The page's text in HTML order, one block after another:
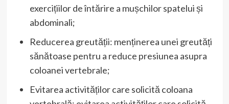
exercițiilor de întărire a mușchilor spatelui și
abdominali;
Reducerea greutății: menținerea unei greutăți
sănătoase pentru a reduce presiunea asupra
coloanei vertebrale;
Evitarea activităților care solicită coloana